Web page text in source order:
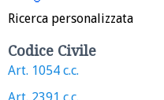
Ricerca personalizzata
Codice Civile
Art. 1054 c.c.
Art. 2391 c.c.